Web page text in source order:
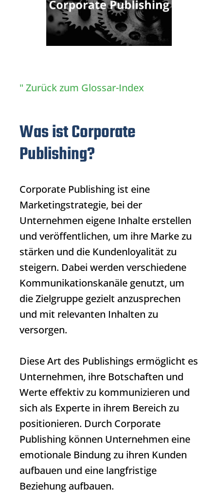
" Zurück zum Glossar-Index
Was ist Corporate
Publishing?
Corporate Publishing ist eine
Marketingstrategie, bei der
Unternehmen eigene Inhalte erstellen
und veröffentlichen, um ihre Marke zu
stärken und die Kundenloyalität zu
steigern. Dabei werden verschiedene
Kommunikationskanäle genutzt, um
die Zielgruppe gezielt anzusprechen
und mit relevanten Inhalten zu
versorgen.
Diese Art des Publishings ermöglicht es
Unternehmen, ihre Botschaften und
Werte effektiv zu kommunizieren und
sich als Experte in ihrem Bereich zu
positionieren. Durch Corporate
Publishing können Unternehmen eine
emotionale Bindung zu ihren Kunden
aufbauen und eine langfristige
Beziehung aufbauen.